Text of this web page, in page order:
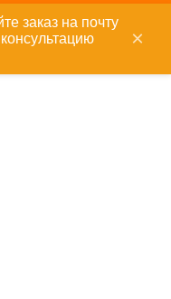
заказ на почту
×